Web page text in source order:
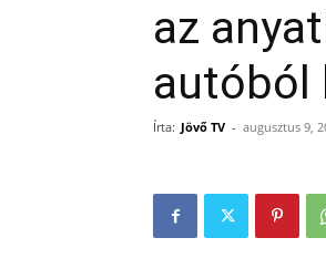
az
autóból
Írta: Jövő TV - augusztus 9,